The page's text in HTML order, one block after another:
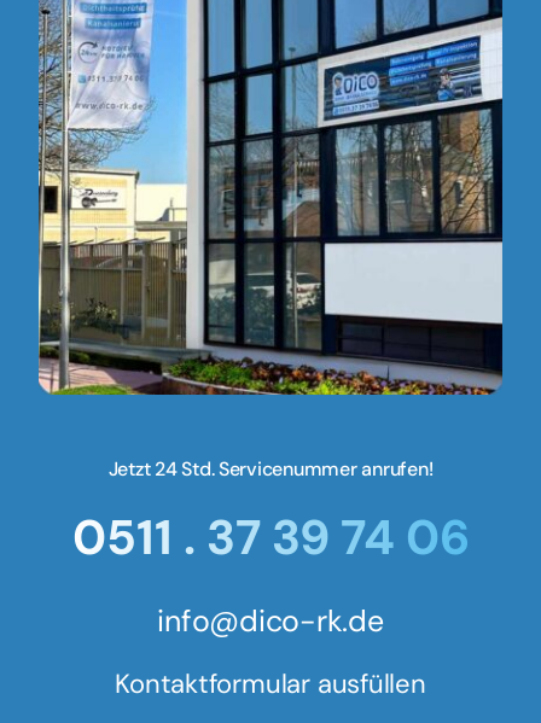
Jetzt 24 Std. Servicenummer anrufen!
0511 . 37 39 74 06
info@dico-rk.de
Kontaktformular ausfüllen